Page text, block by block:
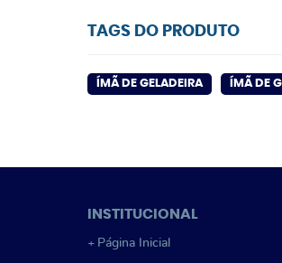
TAGS DO PRODUTO
ÍMÃ DE GELADEIRA ÍMÃ DE
INSTITUCIONAL
Página Inicial